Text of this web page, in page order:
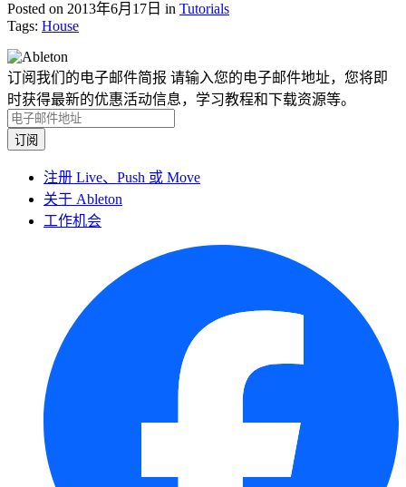
Posted on 2013年6月17日 in Tutorials
Tags: House
订阅我们的电子邮件简报 请输入您的电子邮件地址，您将即
时获得最新的优惠活动信息，学习教程和下载资源等。
注册 Live、Push 或 Move
关于 Ableton
工作机会